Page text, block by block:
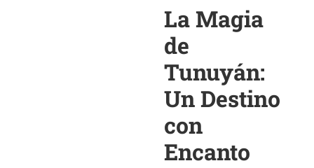
La Magia
de
Tunuyán:
Un Destino
con
Encanto